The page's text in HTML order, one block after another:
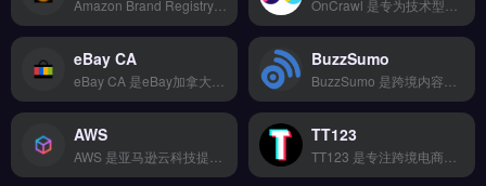
eBay CA BuzzSumo
AWS TT123